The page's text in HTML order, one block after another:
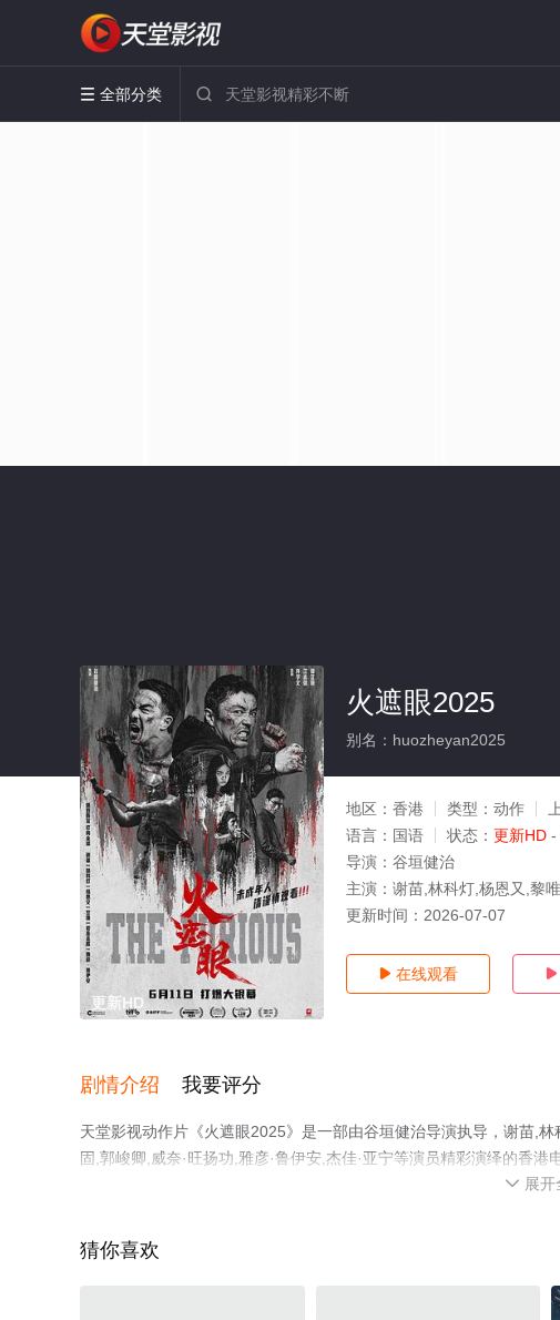
 全部分类 
更新HD
火遮眼2025
别名：huozheyan2025
地区： 香港 类型： 动作
语言： 国语 状态： 更新HD -
导演： 谷垣健治
主演： 谢苗,林科灯,杨恩又,黎
更新时间： 2026-07-07
 在线观看 
剧情介绍 我要评分
天堂影视动作片《火遮眼2025》是一部由谷垣健治导演执导，谢苗,
固,郭峻卿,威奈·旺扬功,雅彦·鲁伊安,杰佳·亚宁等演员精彩演绎的香
更多相关信息可移步至豆瓣电影、电视猫或剧情网等平台了解。 展开
猜你喜欢